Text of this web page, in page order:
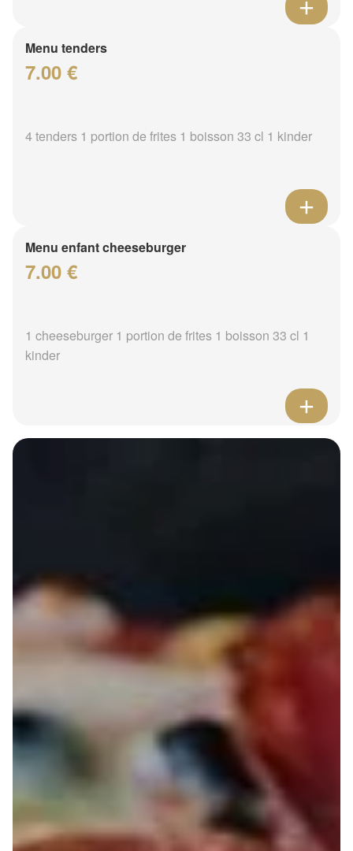
Menu tenders
7.00 €
4 tenders 1 portion de frites 1 boisson 33 cl 1 kinder
Menu enfant cheeseburger
7.00 €
1 cheeseburger 1 portion de frites 1 boisson 33 cl 1
kinder